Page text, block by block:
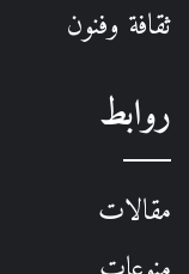
ثقافة وفنون
روابط
مقالات